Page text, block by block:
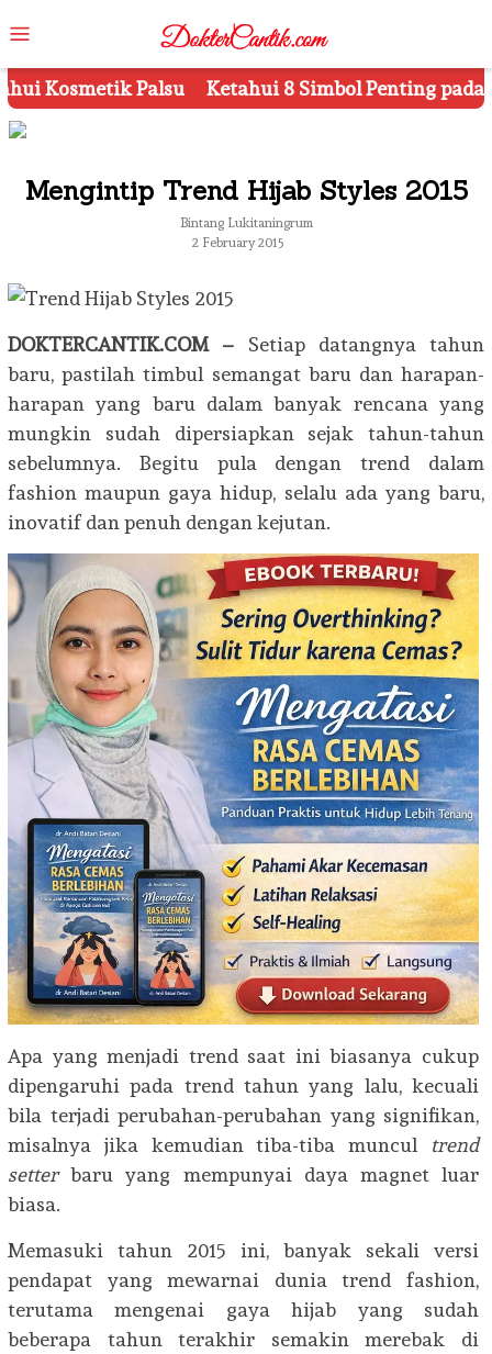
to
contentMenu
8 Simbol Penting pada Kemasan Produk Kecantikan
Mengintip Trend Hijab Styles 2015
Bintang Lukitaningrum
2 February 2015
DOKTERCANTIK.COM – Setiap datangnya tahun
baru, pastilah timbul semangat baru dan harapan-
harapan yang baru dalam banyak rencana yang
mungkin sudah dipersiapkan sejak tahun-tahun
sebelumnya. Begitu pula dengan trend dalam
fashion maupun gaya hidup, selalu ada yang baru,
inovatif dan penuh dengan kejutan.
Apa yang menjadi trend saat ini biasanya cukup
dipengaruhi pada trend tahun yang lalu, kecuali
bila terjadi perubahan-perubahan yang signifikan,
misalnya jika kemudian tiba-tiba muncul trend
setterbaru yang mempunyai daya magnet luar
biasa.
Memasuki tahun 2015 ini, banyak sekali versi
pendapat yang mewarnai dunia trend fashion,
terutama mengenai gaya hijab yang sudah
beberapa tahun terakhir semakin merebak di